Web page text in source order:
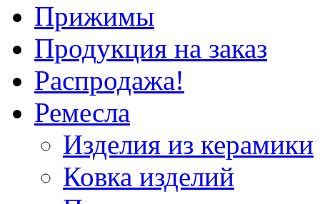
Прижимы
Продукция на заказ
Распродажа!
Ремесла
Изделия из керамики
Ковка изделий